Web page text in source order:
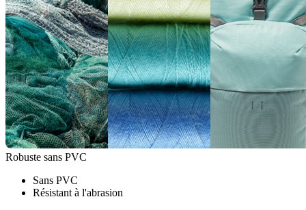
Robuste sans PVC
Sans PVC
Résistant à l'abrasion